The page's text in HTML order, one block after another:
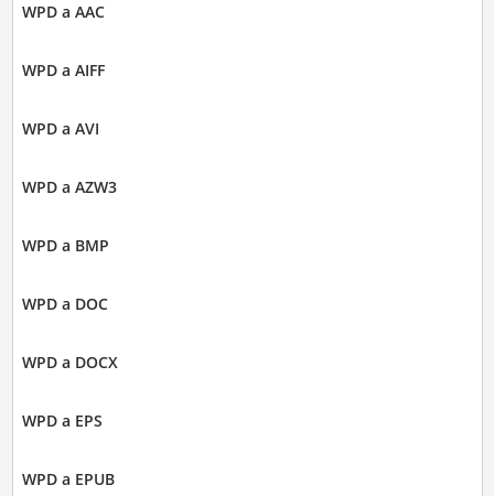
WPD a AAC
WPD a AIFF
WPD a AVI
WPD a AZW3
WPD a BMP
WPD a DOC
WPD a DOCX
WPD a EPS
WPD a EPUB